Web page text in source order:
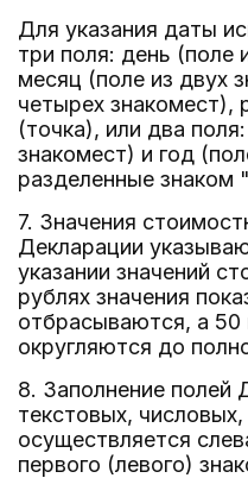
Для указания даты
три поля: день (поле
месяц (поле из двух
четырех знакомест),
(точка), или два
знакомест) и год
разделенные знаком
7. Значения
Декларации
указании значений
рублях значения
отбрасываются, а 50
округляются до
8. Заполнение полей
текстовых,
осуществляется
первого (левого)